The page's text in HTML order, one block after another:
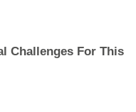
Challenges For This